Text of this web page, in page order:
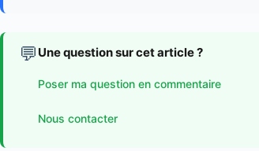
💬 Une question sur cet article ?
Poser ma question en commentaire
Nous contacter